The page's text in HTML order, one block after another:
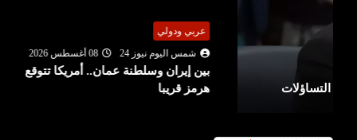
شمس اليوم نيوز 24
08 أغسطس 2026
بين إيران وسلطنة عمان.. أمريكا تتوقع اتفاقا بشأن
هرمز قريبا